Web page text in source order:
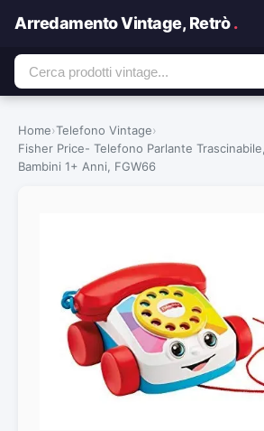
Arredamento Vintage, Retrò.
Home›Telefono Vintage›
Fisher Price- Telefono Parlante
Bambini 1+ Anni, FGW66